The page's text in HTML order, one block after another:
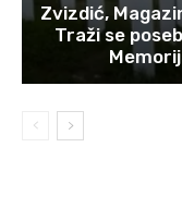
Zvizdić,
Traži se